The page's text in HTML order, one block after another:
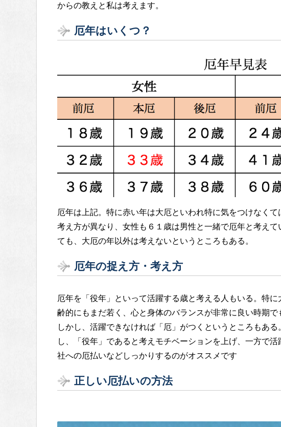
からの教えと私は考えます。
厄年はいくつ？
厄年は上記。特に赤い年は大厄といわれ特に気をつけなく
考え方が異なり、女性も６１歳は男性と一緒で厄年と考え
ても、大厄の年以外は考えないというところもある。
厄年の捉え方・考え方
厄年を「役年」といって活躍する歳と考える人もいる。特
齢的にもまだ若く、心と身体のバランスが非常に良い時期で
しかし、活躍できなければ「厄」がつくというところもあ
し、「役年」であると考えモチベーションを上げ、一方で
社への厄払いなどしっかりするのがオススメです
正しい厄払いの方法